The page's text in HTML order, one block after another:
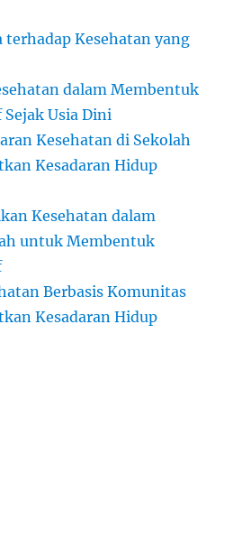
terhadap Kesehatan yang
dalam Membentuk
Usia Dini
Kesehatan di Sekolah
Kesadaran Hidup
Kesehatan dalam
untuk Membentuk
Berbasis Komunitas
Kesadaran Hidup